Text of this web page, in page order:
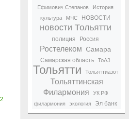
Ефимович Степанов
История
культура
МЧС НОВОСТИ
новости Тольятти
полиция Россия
Ростелеком Самара
Самарская область ТоАЗ
Тольятти Тольяттиазот
Тольяттинская
Филармония
УК РФ
филармония
экология Эл банк